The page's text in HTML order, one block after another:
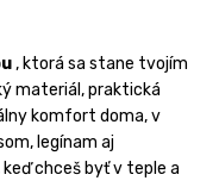
, ktorá sa stane tvojím
materiál, praktická
komfort doma, v
legínam aj
chceš byť v teple a